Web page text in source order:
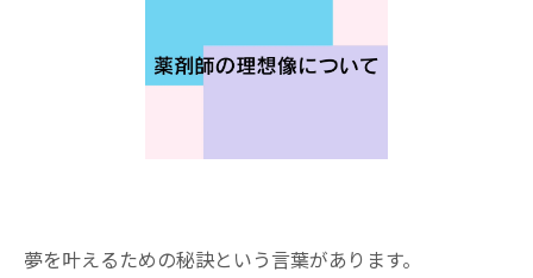
夢を叶えるための秘訣という言葉があります。